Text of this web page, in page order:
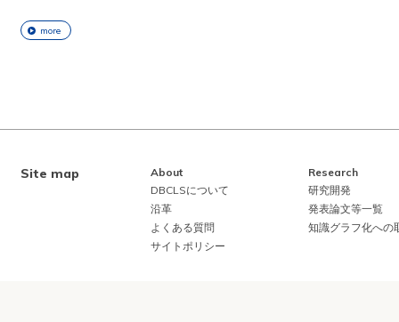
more
Site map
About
DBCLSについて
沿革
よくある質問
サイトポリシー
Research
研究開発
発表論文等一覧
知識グラフ化への